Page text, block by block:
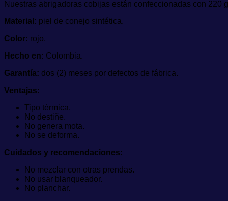
Nuestras abrigadoras cobijas están confeccionadas con
Material: piel de conejo sintética.
Color: rojo.
Hecho en: Colombia.
Garantía: dos (2) meses por defectos de fábrica.
Ventajas:
Tipo térmica.
No destiñe.
No genera mota.
No se deforma.
Cuidados y recomendaciones:
No mezclar con otras prendas.
No usar blanqueador.
No planchar.